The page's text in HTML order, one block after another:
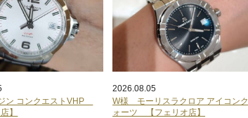
ン コンクエストVHP
】
2026.08.05
W様 モーリスラクロア アイコンク
ォーツ 【フェリオ店】